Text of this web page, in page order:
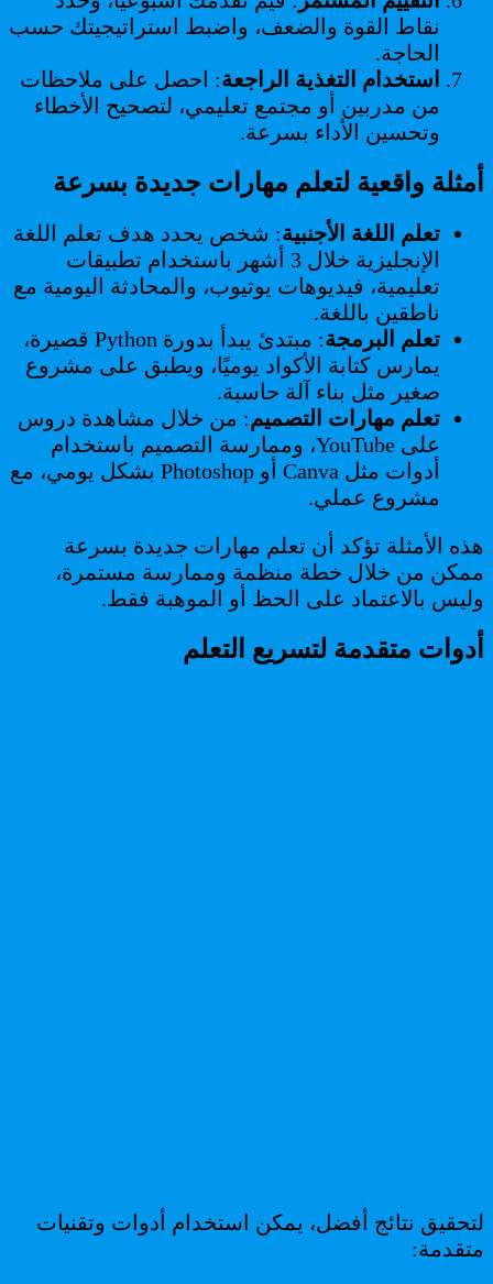
نقاط القوة والضعف، واضبط استراتيجيتك حسب
الحاجة.
استخدام التغذية الراجعة: احصل على ملاحظات
من مدربين أو مجتمع تعليمي، لتصحيح الأخطاء
وتحسين الأداء بسرعة.
أمثلة واقعية لتعلم مهارات جديدة بسرعة
تعلم اللغة الأجنبية: شخص يحدد هدف تعلم اللغة
الإنجليزية خلال 3 أشهر باستخدام تطبيقات
تعليمية، فيديوهات يوتيوب، والمحادثة اليومية مع
ناطقين باللغة.
تعلم البرمجة
: مبتدئ يبدأ بدورة Python قصيرة،
يمارس كتابة الأكواد يوميًا، ويطبق على مشروع
صغير مثل بناء آلة حاسبة.
تعلم مهارات التصميم: من خلال مشاهدة دروس
على YouTube، وممارسة التصميم باستخدام
أدوات مثل Canva أو Photoshop بشكل يومي، مع
مشروع عملي.
هذه الأمثلة تؤكد أن تعلم مهارات جديدة بسرعة
ممكن من خلال خطة منظمة وممارسة مستمرة،
وليس بالاعتماد على الحظ أو الموهبة فقط.
أدوات متقدمة لتسريع التعلم
لتحقيق نتائج أفضل، يمكن استخدام أدوات وتقنيات
متقدمة: